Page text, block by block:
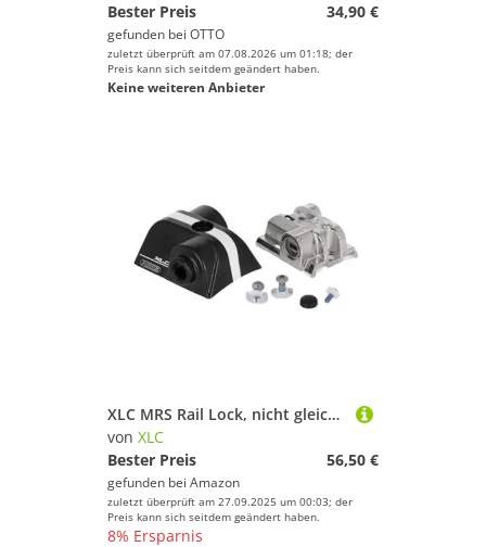
Bester Preis
34,90 €
gefunden bei OTTO
zuletzt überprüft am 07.08.2026 um 01:18; der
Preis kann sich seitdem geändert haben.
Keine weiteren Anbieter
XLC MRS Rail Lock, nicht gleichschließend +2 Schlüssel, Mehrafarbig
von XLC
Bester Preis
56,50 €
gefunden bei Amazon
zuletzt überprüft am 27.09.2025 um 00:03; der
Preis kann sich seitdem geändert haben.
8% Ersparnis